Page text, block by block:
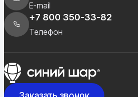
E-mail
+7 800 350-33-82
Телефон